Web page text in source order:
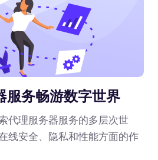
服务畅游数字世界
代理服务器服务的多层次世
线安全、隐私和性能方面的作